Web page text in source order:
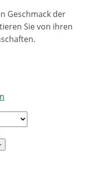
Geschmack der
Sie von ihren